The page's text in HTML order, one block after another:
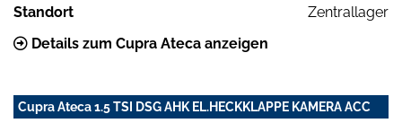
Standort
Zentrallager
Details zum Cupra Ateca anzeigen
Cupra Ateca 1.5 TSI DSG AHK EL.HECKKLAPPE KAMERA ACC